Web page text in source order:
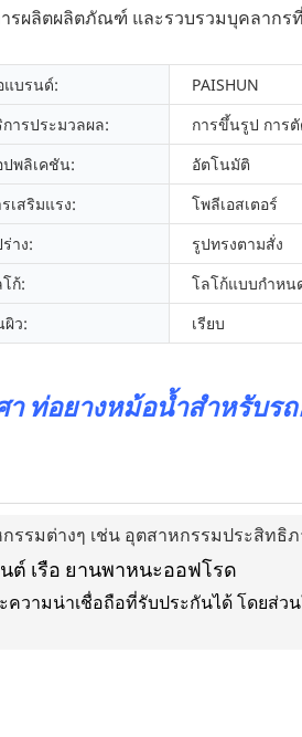
รผลิตผลิตภัณฑ์ และรวบรวมบุคลาก
แบรนด์:
PAISHUN
ารประมวลผล:
การขึ้นรูป การ
ปพลิเคชัน:
อัตโนมัติ
เสริมแรง:
โพลีเอสเตอร์
าง:
รูปทรงตามสั่ง
ก้:
โลโก้แบบกำหน
ว: เรียบ
า ท่อยางหม้อน้ำสำหรับร
รรมต่างๆ เช่น อุตสาหกรรมประสิทธิภ
ต์ เรือ ยานพาหนะออฟโรด
ความน่าเชื่อถือที่รับประกันได้ โดยส่ว